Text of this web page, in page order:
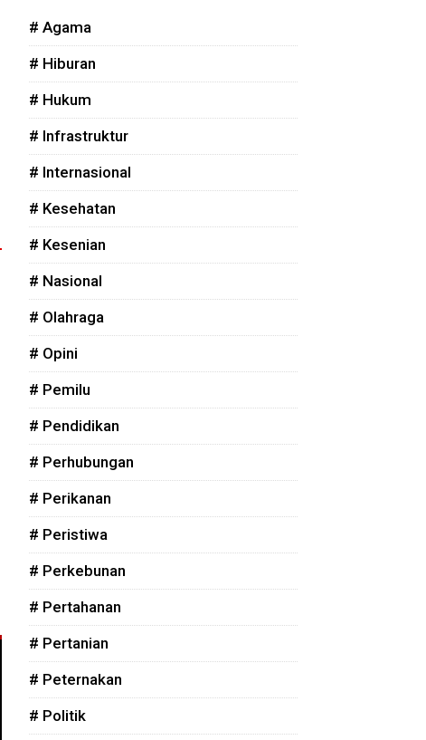
# Agama
# Hiburan
# Hukum
# Infrastruktur
# Internasional
# Kesehatan
# Kesenian
# Nasional
# Olahraga
# Opini
# Pemilu
# Pendidikan
# Perhubungan
# Perikanan
# Peristiwa
# Perkebunan
# Pertahanan
# Pertanian
# Peternakan
# Politik